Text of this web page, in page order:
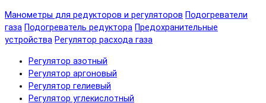
Манометры для редукторов и регуляторов Подогреватели
газа Подогреватель редуктора Предохранительные
устройства Регулятор расхода газа
Регулятор азотный
Регулятор аргоновый
Регулятор гелиевый
Регулятор углекислотный